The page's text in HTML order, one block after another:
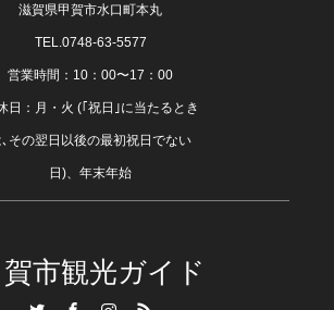
滋賀県甲賀市水口町本丸
TEL.0748-63-5577
営業時間：10：00〜17：00
日：月・火 (｢祝日｣に当たるとき
その翌日以後の最初祝日でない
日)、年末年始
市観光ガイド